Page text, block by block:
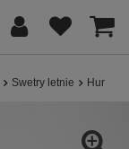
Swetry letnie Hurt